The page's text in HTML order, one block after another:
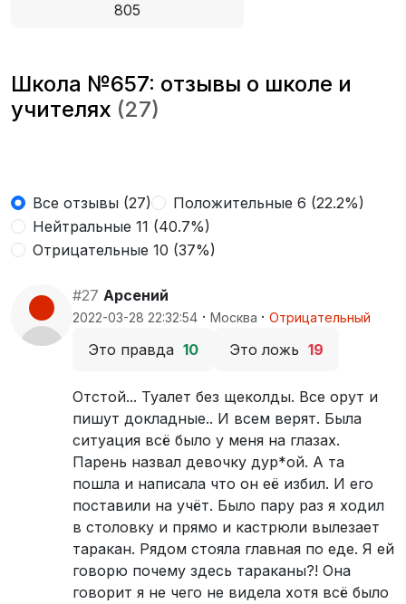
805
Школа №657: отзывы о школе и
учителях (27)
Все отзывы (27)
Положительные 6 (22.2%)
Нейтральные 11 (40.7%)
Отрицательные 10 (37%)
#27 Арсений
2022-03-28 22:32:54 · Москва · Отрицательный
Это правда 10 Это ложь 19
Отстой... Туалет без щеколды. Все орут и
пишут докладные.. И всем верят. Была
ситуация всё было у меня на глазах.
Парень назвал девочку дур*ой. А та
пошла и написала что он её избил. И его
поставили на учёт. Было пару раз я ходил
в столовку и прямо и кастрюли вылезает
таракан. Рядом стояла главная по еде. Я ей
говорю почему здесь тараканы?! Она
говорит я не чего не видела хотя всё было